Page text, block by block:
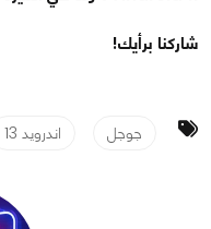
شاركنا برأيك!
جوجل اندرويد 13